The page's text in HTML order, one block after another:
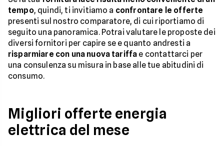
tempo, quindi, ti invitiamo a confrontare le offerte
presenti sul nostro comparatore, di cui riportiamo di
seguito una panoramica. Potrai valutare le proposte dei
diversi fornitori per capire se e quanto andresti a
risparmiare con una nuova tariffa e contattarci per
una consulenza su misura in base alle tue abitudini di
consumo.
Migliori offerte energia
elettrica del mese